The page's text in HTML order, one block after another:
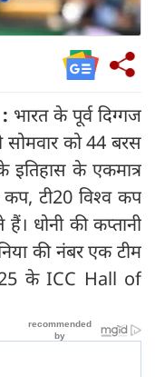
भारत के पूर्व दिग्गज
सोमवार को 44 बरस
इतिहास के एकमात्र
कप, टी20 विश्व कप
धोनी की कप्तानी
की नंबर एक टीम
के ICC Hall of